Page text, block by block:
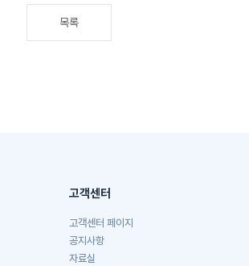
목록
고객센터
고객센터 페이지
공지사항
자료실